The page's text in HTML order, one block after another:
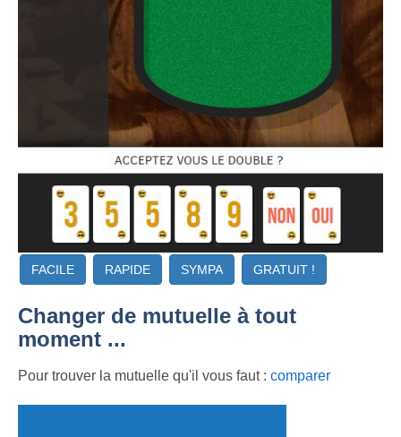
FACILE RAPIDE SYMPA GRATUIT !
Changer de mutuelle à tout
moment ...
Pour trouver la mutuelle qu'il vous faut : comparer